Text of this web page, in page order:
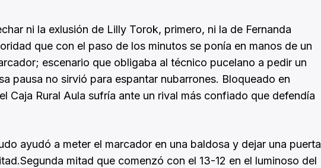
ni la exlusión de Lilly Torok, primero, ni la de Fernanda
que con el paso de los minutos se ponía en manos de un
escenario que obligaba al técnico pucelano a pedir un
pausa no sirvió para espantar nubarrones. Bloqueado en
Caja Rural Aula sufría ante un rival más confiado que defendía
ayudó a meter el marcador en una baldosa y dejar una puerta
mitad que comenzó con el 13-12 en el luminoso del